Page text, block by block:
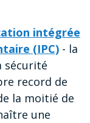
intégrée
(IPC) - la
sécurité
record de
la moitié de
une